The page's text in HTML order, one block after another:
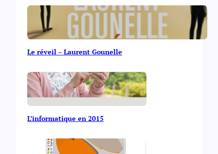
Le réveil – Laurent Gounelle
L’informatique en 2015